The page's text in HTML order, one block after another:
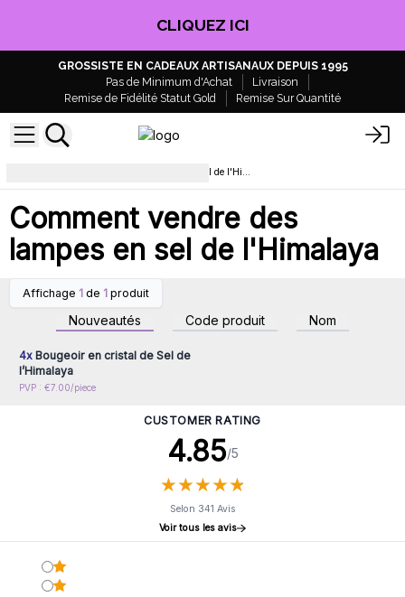
CLIQUEZ ICI
GROSSISTE EN CADEAUX ARTISANAUX DEPUIS 1995
Pas de Minimum d'Achat
Livraison
Remise de Fidélité Statut Gold
Remise Sur Quantité
Comment vendre des lampes en sel de l'Himalaya
Comment vendre des
lampes en sel de l'Himalaya
Affichage 1 de 1 produit
Nouveautés Code produit Nom
Connectez-vous ou
inscrivez-vous pour
accéder aux prix de gros
4xBougeoir en cristal de Sel de
l’Himalaya
PVP : €7.00/piece
CUSTOMER RATING
4.85/5
★★★★★
★★★★★
Selon 341 Avis
Voir tous les avis